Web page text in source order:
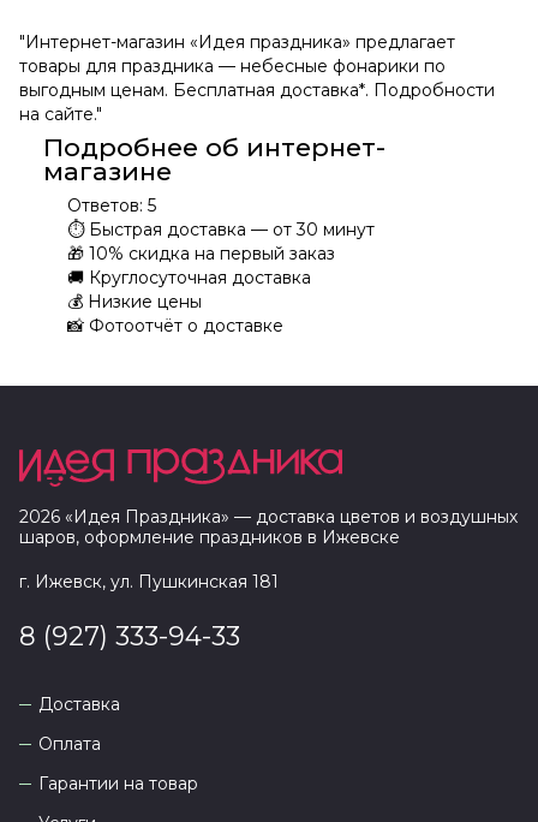
"Интернет-магазин «Идея праздника» предлагает
товары для праздника — небесные фонарики по
выгодным ценам. Бесплатная доставка*. Подробности
на сайте."
Подробнее об интернет-
магазине
Ответов: 5
⏱ Быстрая доставка — от 30 минут
🎁 10% скидка на первый заказ
🚚 Круглосуточная доставка
💰 Низкие цены
📸 Фотоотчёт о доставке
2026 «Идея Праздника» — доставка цветов и воздушных
шаров, оформление праздников в Ижевске
г. Ижевск, ул. Пушкинская 181
8 (927) 333-94-33
Доставка
Оплата
Гарантии на товар